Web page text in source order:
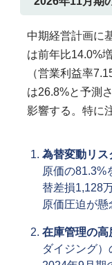
中期経営計画に
は前年比14.0%
（営業利益率
は26.8%と予測
影響する。特に
為替変動リス
原価の81.3%
替差損1,128
原価圧迫が懸
在庫管理の高
ダイジング）